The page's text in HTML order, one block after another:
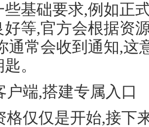
些基础要求,例如正
好等,官方会根据资
通常会收到通知,这
。
户端,搭建专属入口
格仅仅是开始,接下